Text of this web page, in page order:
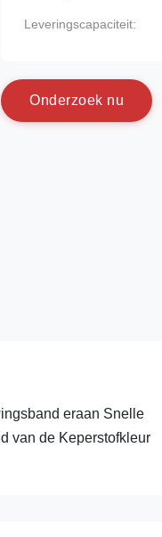
Leveringscapaciteit:
Onderzoek nu
eraan Snelle
van de Keperstofkleur